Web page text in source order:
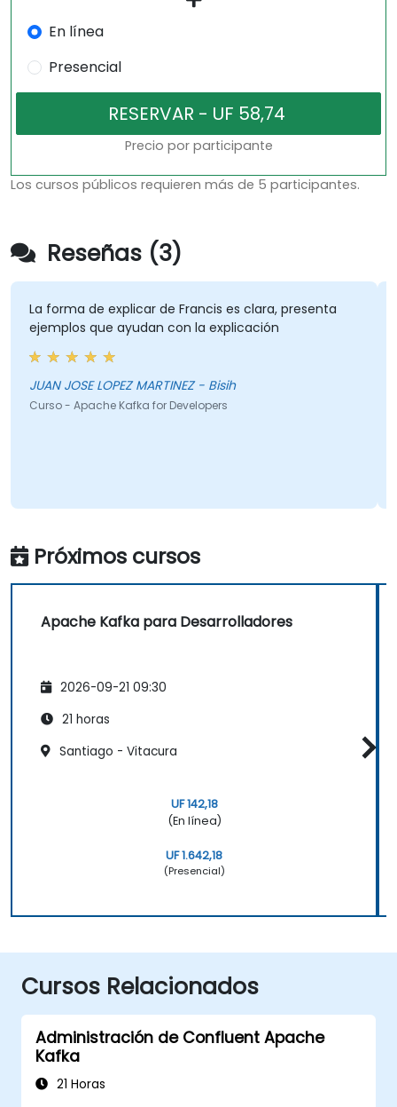
En línea
Presencial
Precio por participante
Los cursos públicos requieren más de 5 participantes.
Reseñas (3)
La forma de explicar de Francis es clara, presenta
ejemplos que ayudan con la explicación
JUAN JOSE LOPEZ MARTINEZ - Bisih
Curso - Apache Kafka for Developers
Próximos cursos
Apache Kafka para Desarrolladores
2026-09-21 09:30
21 horas
Santiago - Vitacura
UF 142,18
(En línea)
UF 1.642,18
(Presencial)
Cursos Relacionados
Administración de Confluent Apache
Kafka
21 Horas